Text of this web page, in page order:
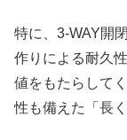
特に、3-WAY開
作りによる耐久
値をもたらして
性も備えた「長